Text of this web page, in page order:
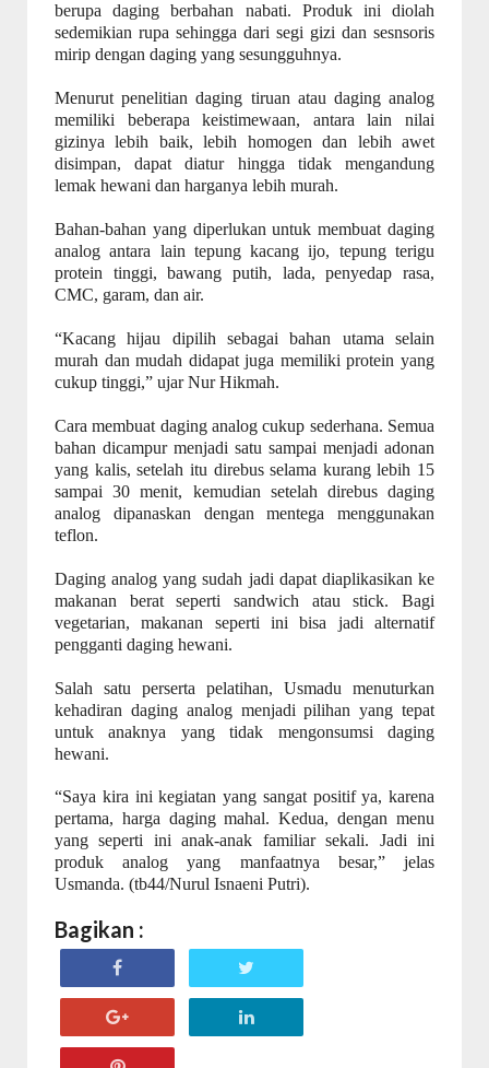
berupa daging berbahan nabati. Produk ini diolah
sedemikian rupa sehingga dari segi gizi dan sesnsoris
mirip dengan daging yang sesungguhnya.
Menurut penelitian daging tiruan atau daging analog
memiliki beberapa keistimewaan, antara lain nilai
gizinya lebih baik, lebih homogen dan lebih awet
disimpan, dapat diatur hingga tidak mengandung
lemak hewani dan harganya lebih murah.
Bahan-bahan yang diperlukan untuk membuat daging
analog antara lain tepung kacang ijo, tepung terigu
protein tinggi, bawang putih, lada, penyedap rasa,
CMC, garam, dan air.
“Kacang hijau dipilih sebagai bahan utama selain
murah dan mudah didapat juga memiliki protein yang
cukup tinggi,” ujar Nur Hikmah.
Cara membuat daging analog cukup sederhana. Semua
bahan dicampur menjadi satu sampai menjadi adonan
yang kalis, setelah itu direbus selama kurang lebih 15
sampai 30 menit, kemudian setelah direbus daging
analog dipanaskan dengan mentega menggunakan
teflon.
Daging analog yang sudah jadi dapat diaplikasikan ke
makanan berat seperti sandwich atau stick. Bagi
vegetarian, makanan seperti ini bisa jadi alternatif
pengganti daging hewani.
Salah satu perserta pelatihan, Usmadu menuturkan
kehadiran daging analog menjadi pilihan yang tepat
untuk anaknya yang tidak mengonsumsi daging
hewani.
“Saya kira ini kegiatan yang sangat positif ya, karena
pertama, harga daging mahal. Kedua, dengan menu
yang seperti ini anak-anak familiar sekali. Jadi ini
produk analog yang manfaatnya besar,” jelas
Usmanda. (tb44/Nurul Isnaeni Putri).
Bagikan :